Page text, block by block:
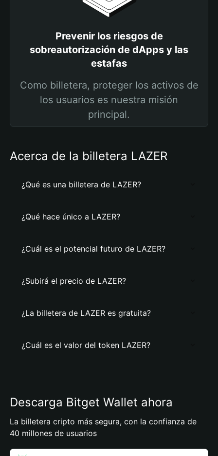
Prevenir los riesgos de
sobreautorización de dApps y las
estafas
Como billetera, proteger los activos de
los usuarios es nuestra misión
principal.
Acerca de la billetera LAZER
¿Qué es una billetera de LAZER?
¿Qué hace único a LAZER?
¿Cuál es el potencial futuro de LAZER?
¿Subirá el precio de LAZER?
¿La billetera de LAZER es gratuita?
¿Cuál es el valor del token LAZER?
Descarga Bitget Wallet ahora
La billetera cripto más segura, con la confianza de
40 millones de usuarios